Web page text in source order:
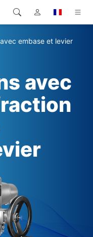
embase et levier
avec